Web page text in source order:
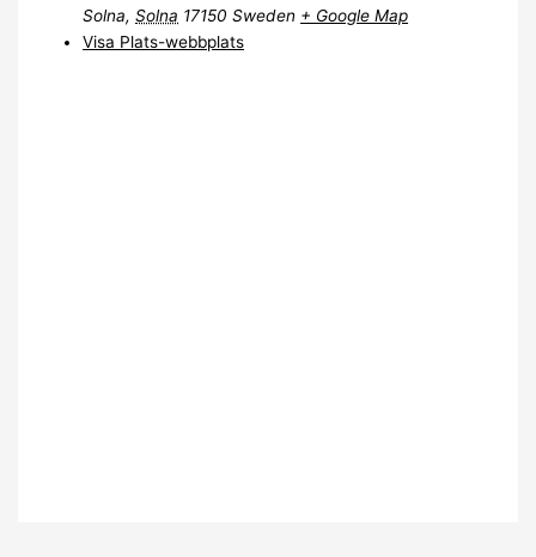
Solna, Solna 17150 Sweden + Google Map
Visa Plats-webbplats